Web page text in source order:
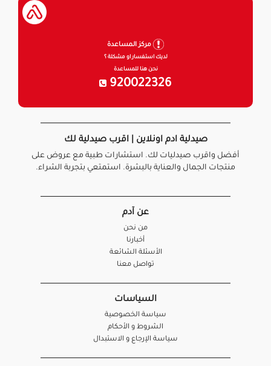
مركز المساعدة
لديك استفسار او مشكلة ؟
نحن هنا للمساعدة
920022326
صيدلية ادم اونلاين | اقرب صيدلية لك
أفضل واقرب صيدليات لك. استشارات طبية مع عروض على
منتجات الجمال والعناية بالبشرة. استمتعي بتجربة الشراء.
عن آدم
من نحن
أخبارنا
الأسئلة الشائعة
تواصل معنا
السياسات
سياسة الخصوصية
الشروط و الأحكام
سياسة الإرجاع و الاستبدال